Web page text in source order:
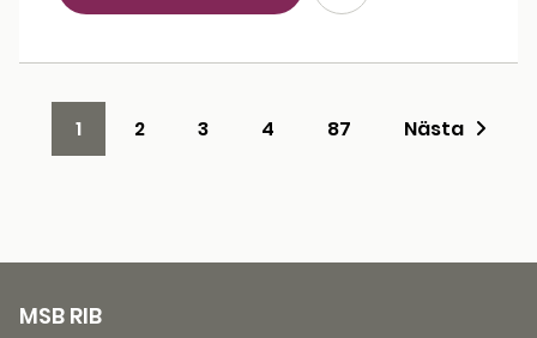
1 2 3 4 87 Nästa
MSB RIB